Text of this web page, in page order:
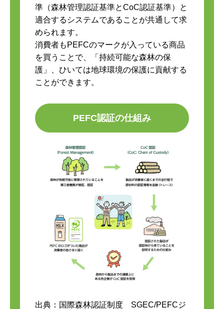
準（森林管理認証基準とCoC認証基準）と
適合するシステムであることが共通して求
められます。
消費者もPEFCのマークが入っている商品
を買うことで、「持続可能な森林の保
護」、ひいては地球環境の保護に貢献する
ことができます。
PEFC認証の仕組み
出典：国際森林認証制度 SGEC/PEFCジ